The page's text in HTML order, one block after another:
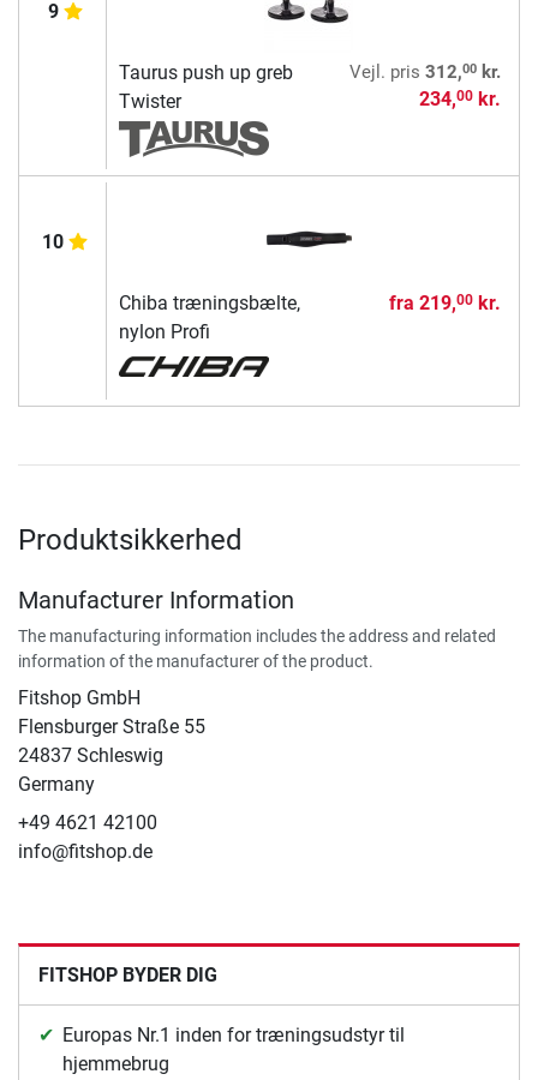
9
Taurus push up greb
Twister
Vejl. pris 312,00kr.
234,00kr.
10
Chiba træningsbælte,
nylon Profi
fra 219,00kr.
Produktsikkerhed
Manufacturer Information
The manufacturing information includes the address and related
information of the manufacturer of the product.
Fitshop GmbH
Flensburger Straße 55
24837 Schleswig
Germany
+49 4621 42100
info@fitshop.de
FITSHOP BYDER DIG
Europas Nr.1 inden for træningsudstyr til
hjemmebrug